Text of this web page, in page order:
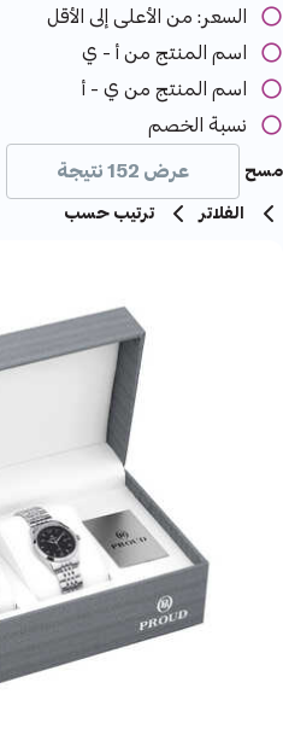
السعر: من الأعلى إلى الأقل
اسم المنتج من أ - ي
اسم المنتج من ي - أ
نسبة الخصم
عرض 152 نتيجة
مسح
الفلاتر
ترتيب حسب